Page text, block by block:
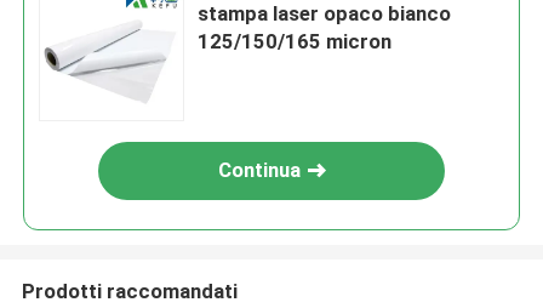
stampa laser opaco bianco
125/150/165 micron
Continua
Prodotti raccomandati